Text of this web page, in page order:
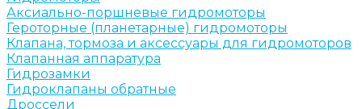
Аксиально-поршневые гидромоторы
Героторные (планетарные) гидромоторы
Клапана, тормоза и аксессуары для гидромоторов
Клапанная аппаратура
Гидрозамки
Гидроклапаны обратные
Дроссели